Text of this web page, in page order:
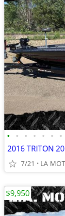
• • • • • • •
7/21 LA
$9,950